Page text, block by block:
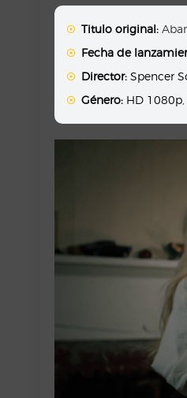
Titulo original:
Fecha de
Director: Spencer
Género: HD 1080p